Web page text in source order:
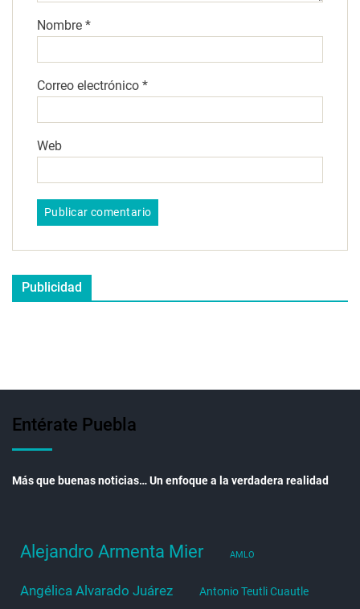
Nombre *
Correo electrónico *
Web
Publicidad
Entérate Puebla
Más que buenas noticias… Un enfoque a la verdadera realidad
Alejandro Armenta Mier AMLO
Angélica Alvarado Juárez Antonio Teutli Cuautle